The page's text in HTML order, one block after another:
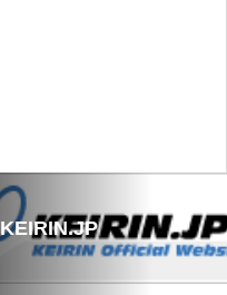
KEIRIN.JP